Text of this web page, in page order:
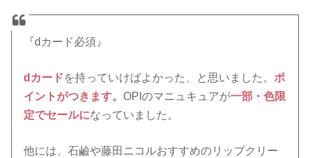
『dカード必須』
dカードを持っていけばよかった、と思いました。ポ
イントがつきます。OPIのマニュキュアが一部・色限
定でセールになっていました。
他には、石鹼や藤田ニコルおすすめのリップクリー